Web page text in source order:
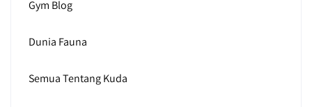
Gym Blog
Dunia Fauna
Semua Tentang Kuda